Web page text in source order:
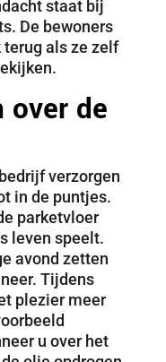
staat bij
De bewoners
als ze zelf
over de
verzorgen
in de puntjes.
parketvloer
leven speelt.
avond zetten
Tijdens
plezier meer
u over het